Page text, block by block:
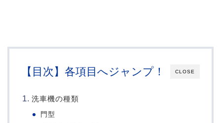
CLOSE
【目次】各項目へジャンプ！
洗車機の種類
門型